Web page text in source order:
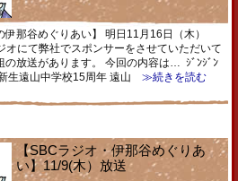
伊那谷めぐりあい】 明日11月16日（木）
オにて弊社でスポンサーをさせていただいて
の放送があります。 今回の内容は… ｼﾞﾝｼﾞﾝ
生遠山中学校15周年 遠山
≫続きを読む
【SBCラジオ・伊那谷めぐりあ
い】11/9(木）放送